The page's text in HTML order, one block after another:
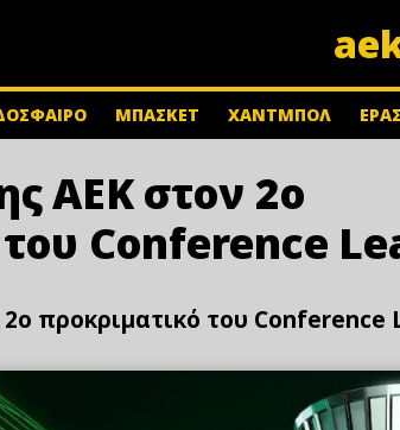
ΜΠΑΣΚΕΤ ΧΑΝΤΜΠΟΛ
ΑΕΚ στον 2ο
Conference
προκριματικό του Conference